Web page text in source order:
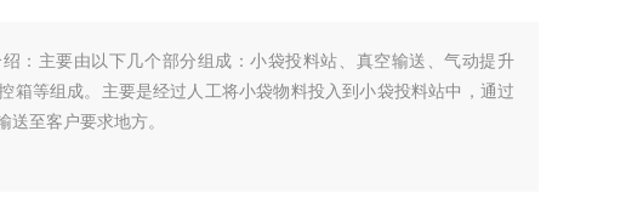
：主要由以下几个部分组成：小袋投料站、真空输送、气动提升
箱等组成。主要是经过人工将小袋物料投入到小袋投料站中，通过
送至客户要求地方。